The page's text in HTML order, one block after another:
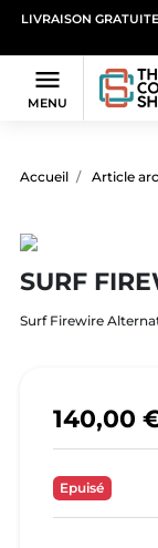
LIVRAISON

MENU
Accueil Article
SURF
Surf Firewire
140,00
Epuisé